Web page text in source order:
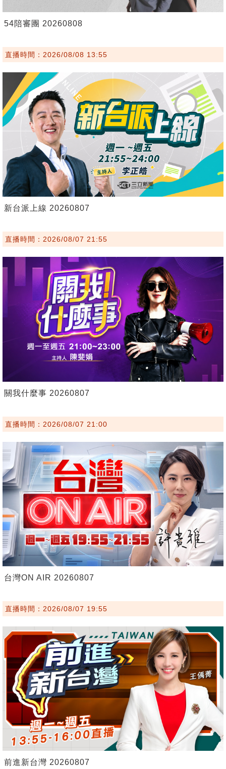
54陪審團 20260808
直播時間：2026/08/08 13:55
新台派上線 20260807
直播時間：2026/08/07 21:55
關我什麼事 20260807
直播時間：2026/08/07 21:00
台灣ON AIR 20260807
直播時間：2026/08/07 19:55
前進新台灣 20260807